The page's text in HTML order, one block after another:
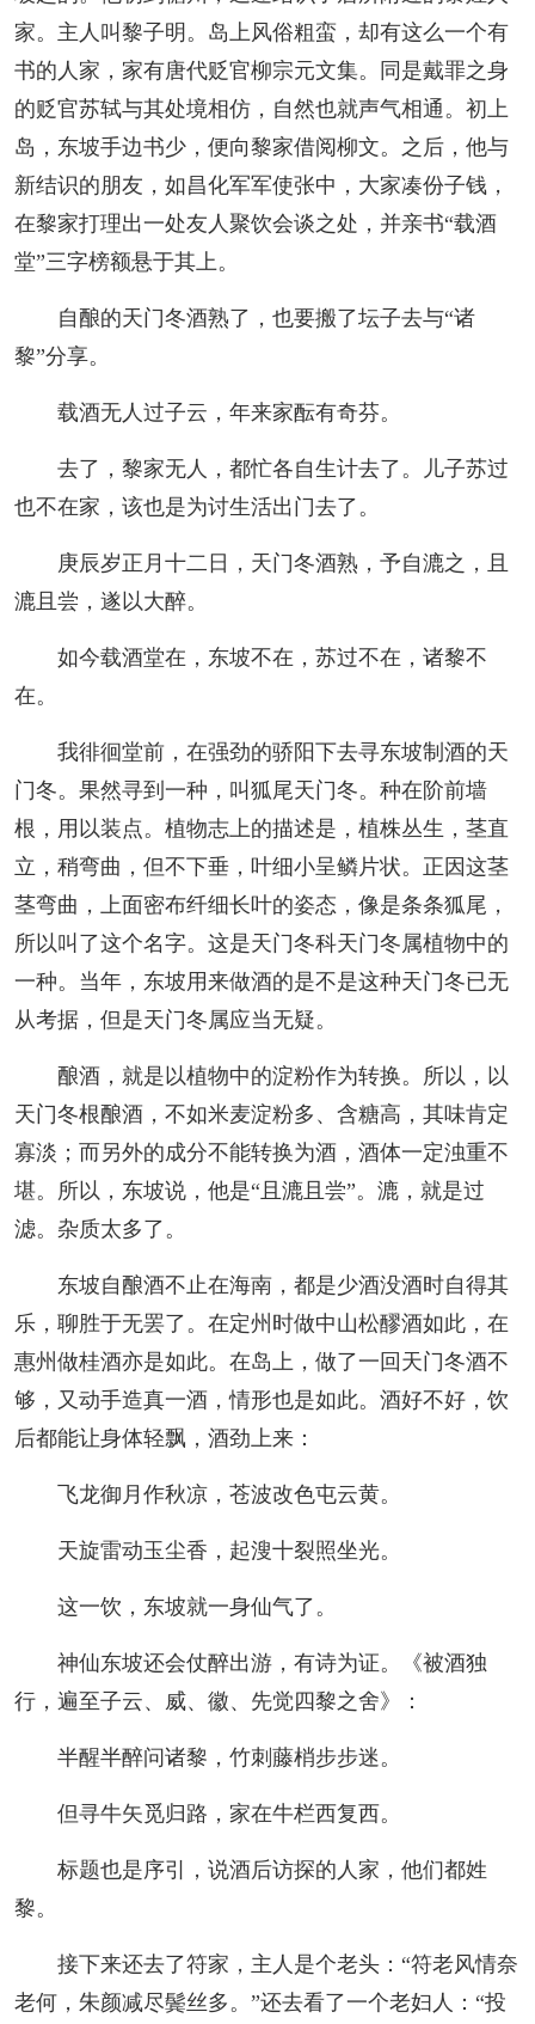
家。主人叫黎子明。岛上风俗粗蛮，却有这么一个有
书的人家，家有唐代贬官柳宗元文集。同是戴罪之身
的贬官苏轼与其处境相仿，自然也就声气相通。初上
岛，东坡手边书少，便向黎家借阅柳文。之后，他与
新结识的朋友，如昌化军军使张中，大家凑份子钱，
在黎家打理出一处友人聚饮会谈之处，并亲书“载酒
堂”三字榜额悬于其上。
自酿的天门冬酒熟了，也要搬了坛子去与“诸
黎”分享。
载酒无人过子云，年来家酝有奇芬。
去了，黎家无人，都忙各自生计去了。儿子苏过
也不在家，该也是为讨生活出门去了。
庚辰岁正月十二日，天门冬酒熟，予自漉之，且
漉且尝，遂以大醉。
如今载酒堂在，东坡不在，苏过不在，诸黎不
在。
我徘徊堂前，在强劲的骄阳下去寻东坡制酒的天
门冬。果然寻到一种，叫狐尾天门冬。种在阶前墙
根，用以装点。植物志上的描述是，植株丛生，茎直
立，稍弯曲，但不下垂，叶细小呈鳞片状。正因这茎
茎弯曲，上面密布纤细长叶的姿态，像是条条狐尾，
所以叫了这个名字。这是天门冬科天门冬属植物中的
一种。当年，东坡用来做酒的是不是这种天门冬已无
从考据，但是天门冬属应当无疑。
酿酒，就是以植物中的淀粉作为转换。所以，以
天门冬根酿酒，不如米麦淀粉多、含糖高，其味肯定
寡淡；而另外的成分不能转换为酒，酒体一定浊重不
堪。所以，东坡说，他是“且漉且尝”。漉，就是过
滤。杂质太多了。
东坡自酿酒不止在海南，都是少酒没酒时自得其
乐，聊胜于无罢了。在定州时做中山松醪酒如此，在
惠州做桂酒亦是如此。在岛上，做了一回天门冬酒不
够，又动手造真一酒，情形也是如此。酒好不好，饮
后都能让身体轻飘，酒劲上来：
飞龙御月作秋凉，苍波改色屯云黄。
天旋雷动玉尘香，起溲十裂照坐光。
这一饮，东坡就一身仙气了。
神仙东坡还会仗醉出游，有诗为证。《被酒独
行，遍至子云、威、徽、先觉四黎之舍》：
半醒半醉问诸黎，竹刺藤梢步步迷。
但寻牛矢觅归路，家在牛栏西复西。
标题也是序引，说酒后访探的人家，他们都姓
黎。
接下来还去了符家，主人是个老头：“符老风情奈
老何，朱颜减尽鬓丝多。”还去看了一个老妇人：“投